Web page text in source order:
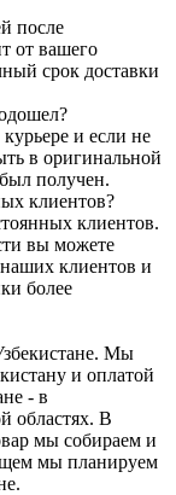
после
от вашего
срок доставки
и если не
в оригинальной
получен.
клиентов?
клиентов.
вы можете
клиентов и
более
Мы
и оплатой
- в
областях. В
мы собираем и
мы планируем